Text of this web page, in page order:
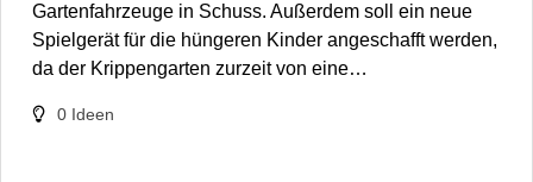
Gartenfahrzeuge in Schuss. Außerdem soll ein neue
Spielgerät für die hüngeren Kinder angeschafft werden,
da der Krippengarten zurzeit von eine…
0 Ideen